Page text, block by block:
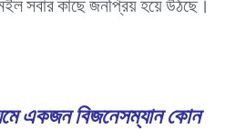
সবার কাছে জনপ্রিয় হয়ে উঠছে।
একজন বিজনেসম্যান কোন